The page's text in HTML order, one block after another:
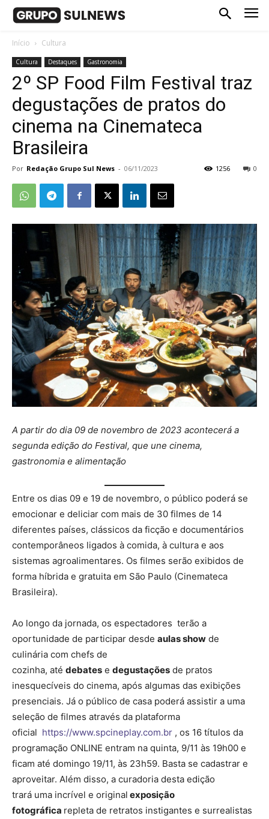
Início Cultura
Cultura Destaques Gastronomia
2º SP Food Film Festival traz
degustações de pratos do
cinema na Cinemateca
Brasileira
Por Redação Grupo Sul News - 06/11/2023 0
1256
A partir do dia 09 de novembro de 2023 acontecerá a
segunda edição do Festival, que une cinema,
gastronomia e alimentação
Entre os dias 09 e 19 de novembro, o público poderá se
emocionar e deliciar com mais de 30 filmes de 14
diferentes países, clássicos da ficção e documentários
contemporâneos ligados à comida, à cultura e aos
sistemas agroalimentares. Os filmes serão exibidos de
forma híbrida e gratuita em São Paulo (Cinemateca
Brasileira).
Ao longo da jornada, os espectadores terão a
oportunidade de participar desde aulas show de
culinária com chefs de
cozinha, até debates e degustações de pratos
inesquecíveis do cinema, após algumas das exibições
presenciais. Já o público de casa poderá assistir a uma
seleção de filmes através da plataforma
oficial https://www.spcineplay.com.br , os 16 títulos da
programação ONLINE entram na quinta, 9/11 às 19h00 e
ficam até domingo 19/11, às 23h59. Basta se cadastrar e
aproveitar. Além disso, a curadoria desta edição
trará uma incrível e original exposição
fotográfica repleta de retratos instigantes e surrealistas